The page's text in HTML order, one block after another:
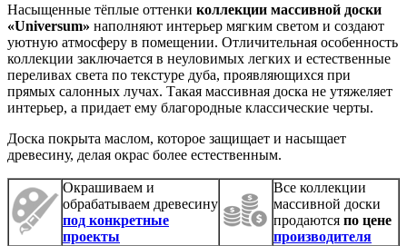
Насыщенные тёплые оттенки коллекции массивной доски
«Universum» наполняют интерьер мягким светом и создают
уютную атмосферу в помещении. Отличительная особенность
коллекции заключается в неуловимых легких и естественные
переливах света по текстуре дуба, проявляющихся при
прямых салонных лучах. Такая массивная доска не утяжеляет
интерьер, а придает ему благородные классические черты.
Доска покрыта маслом, которое защищает и насыщает
древесину, делая окрас более естественным.
Окрашиваем и
обрабатываем древесину
под конкретные
проекты
Все коллекции
массивной доски
продаются по цене
производителя